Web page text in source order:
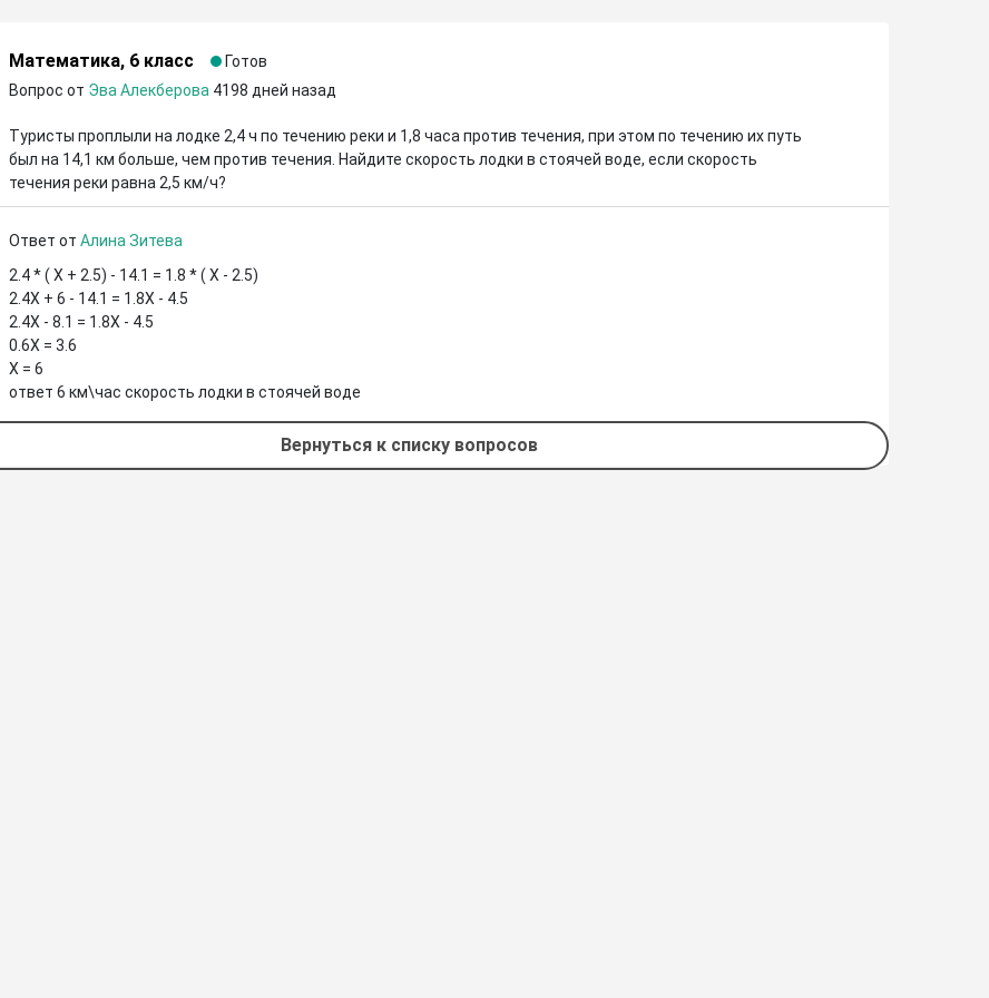
Математика, 6 класс
Готов
Вопрос от Эва Алекберова 4198 дней назад
Туристы проплыли на лодке 2,4 ч по течению реки и 1,8 часа против течения, при этом по течению их путь
был на 14,1 км больше, чем против течения. Найдите скорость лодки в стоячей воде, если скорость
течения реки равна 2,5 км/ч?
Ответ от Алина Зитева
2.4 * ( X + 2.5) - 14.1 = 1.8 * ( X - 2.5)
2.4X + 6 - 14.1 = 1.8X - 4.5
2.4X - 8.1 = 1.8X - 4.5
0.6X = 3.6
X = 6
ответ 6 км\час скорость лодки в стоячей воде
Вернуться к списку вопросов